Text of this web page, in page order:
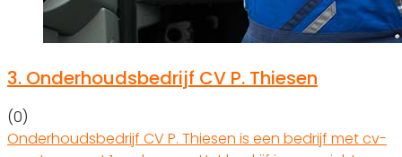
3. Onderhoudsbedrijf CV P. Thiesen
(0)
Onderhoudsbedrijf CV P. Thiesen is een bedrijf met cv-